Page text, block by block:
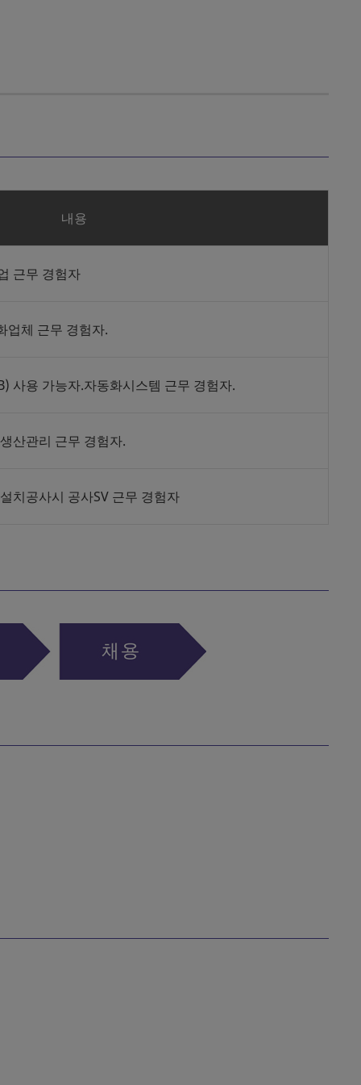
내용
근무 경험자
업체 근무 경험자.
사용 가능자.자동화시스템 근무 경험자.
산관리 근무 경험자.
치공사시 공사SV 근무 경험자